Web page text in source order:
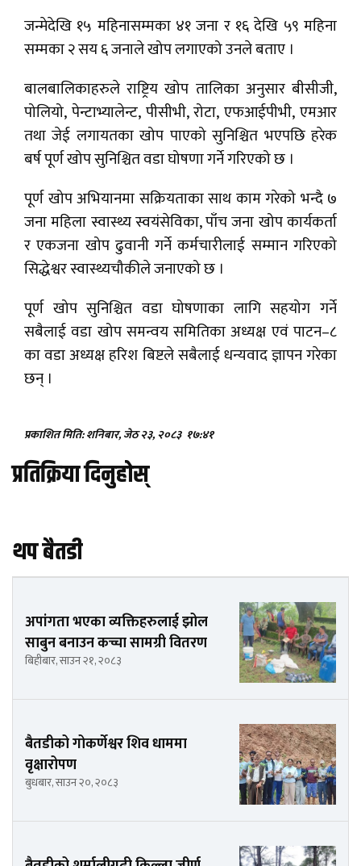
जन्मेदेखि १५ महिनासम्मका ४१ जना र १६ देखि ५९ महिना
सम्मका २ सय ६ जनाले खोप लगाएको उनले बताए ।
बालबालिकाहरुले राष्ट्रिय खोप तालिका अनुसार बीसीजी,
पोलियो, पेन्टाभ्यालेन्ट, पीसीभी, रोटा, एफआईपीभी, एमआर
तथा जेई लगायतका खोप पाएको सुनिश्चित भएपछि हरेक
बर्ष पूर्ण खोप सुनिश्चित वडा घोषणा गर्ने गरिएको छ ।
पूर्ण खोप अभियानमा सक्रियताका साथ काम गरेको भन्दै ७
जना महिला स्वास्थ्य स्वयंसेविका, पाँच जना खोप कार्यकर्ता
र एकजना खोप ढुवानी गर्ने कर्मचारीलाई सम्मान गरिएको
सिद्धेश्वर स्वास्थ्यचौकीले जनाएको छ ।
पूर्ण खोप सुनिश्चित वडा घोषणाका लागि सहयोग गर्ने
सबैलाई वडा खोप समन्वय समितिका अध्यक्ष एवं पाटन–८
का वडा अध्यक्ष हरिश बिष्टले सबैलाई धन्यवाद ज्ञापन गरेका
छन् ।
प्रकाशित मिति: शनिबार, जेठ २३, २०८३ १७:४१
प्रतिक्रिया दिनुहोस्
थप बैतडी
अपांगता भएका व्यक्तिहरुलाई झोल
साबुन बनाउन कच्चा सामग्री वितरण
बिहीबार, साउन २१, २०८३
बैतडीको गोकर्णेश्वर शिव धाममा
वृक्षारोपण
बुधबार, साउन २०, २०८३